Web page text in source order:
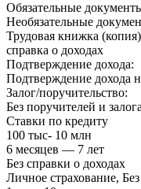
Обязательные
Необязательные
Трудовая книжка
справка о доходах
Подтверждение дохода:
Подтверждение дохода
Залог/поручительство:
Без поручителей и залога
Ставки по кредиту
100 тыс- 10 млн
6 месяцев — 7 лет
Без справки о доходах
Личное страхование,